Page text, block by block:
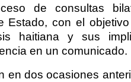
de consultas
Estado, con el
haitiana y sus
en un comunicado.
en dos ocasiones